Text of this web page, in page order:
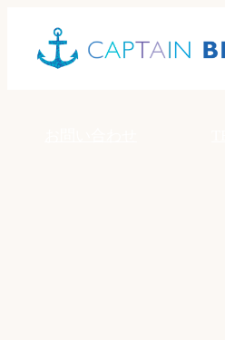
content